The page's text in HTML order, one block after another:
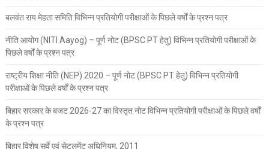
बलवंत राय मेहता समिति विभिन्न प्रतियोगी परीक्षाओं के पिछले वर्षों के प्रश्न पत्र
नीति आयोग (NITI Aayog) – पूर्ण नोट (BPSC PT हेतु) विभिन्न प्रतियोगी परीक्षाओं के
पिछले वर्षों के प्रश्न पत्र
राष्ट्रीय शिक्षा नीति (NEP) 2020 – पूर्ण नोट (BPSC PT हेतु) विभिन्न प्रतियोगी
परीक्षाओं के पिछले वर्षों के प्रश्न पत्र
बिहार सरकार के बजट 2026-27 का विस्तृत नोट विभिन्न प्रतियोगी परीक्षाओं के पिछले वर्षों
के प्रश्न पत्र
बिहार विशेष सर्वे एवं सेटलमेंट अधिनियम, 2011